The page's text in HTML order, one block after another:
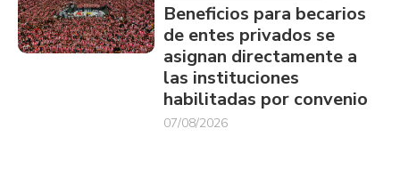
Beneficios para becarios
de entes privados se
asignan directamente a
las instituciones
habilitadas por convenio
07/08/2026